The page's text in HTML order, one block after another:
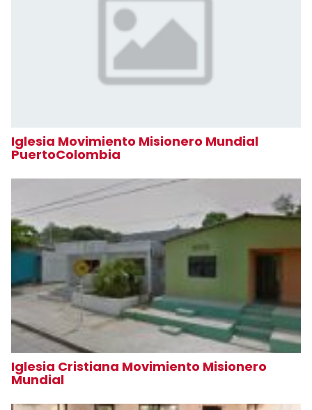
Iglesia Movimiento Misionero Mundial
PuertoColombia
Iglesia Cristiana Movimiento Misionero
Mundial